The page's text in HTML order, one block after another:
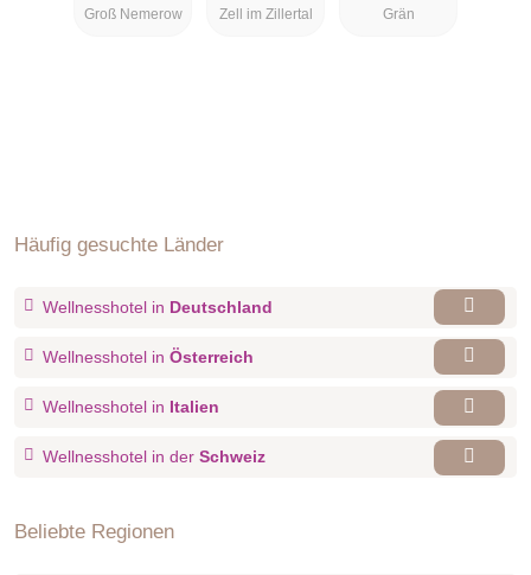
Groß Nemerow Zell im Zillertal Grän
Häufig gesuchte Länder
Wellnesshotel in Deutschland
Wellnesshotel in Österreich
Wellnesshotel in Italien
Wellnesshotel in der Schweiz
Beliebte Regionen